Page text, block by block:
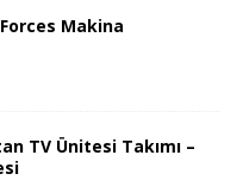
Makina
TV Ünitesi Takımı –